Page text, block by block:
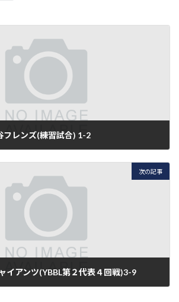
フレンズ(練習試合) 1-2
次の記事
イアンツ(YBBL第２代表４回戦)3-9